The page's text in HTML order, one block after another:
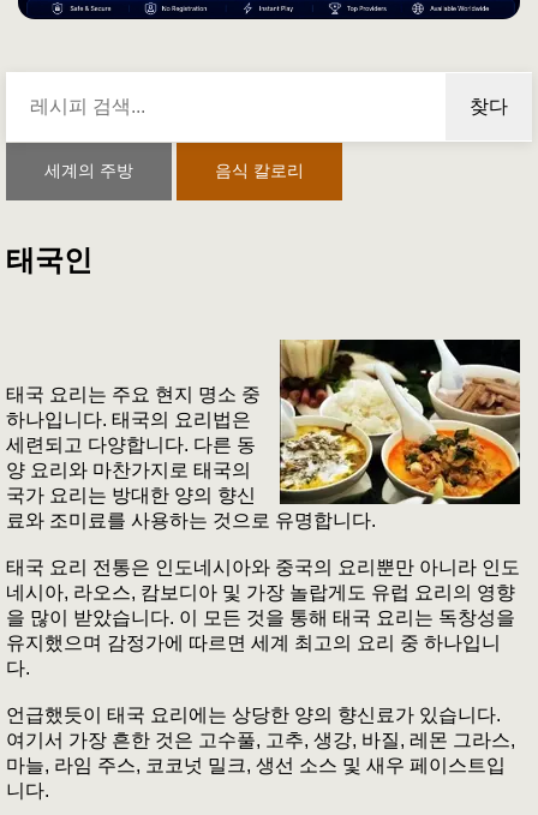
찾다
세계의 주방 음식 칼로리
태국인
태국 요리는 주요 현지 명소 중
하나입니다. 태국의 요리법은
세련되고 다양합니다. 다른 동
양 요리와 마찬가지로 태국의
국가 요리는 방대한 양의 향신
료와 조미료를 사용하는 것으로 유명합니다.
태국 요리 전통은 인도네시아와 중국의 요리뿐만 아니라 인도
네시아, 라오스, 캄보디아 및 가장 놀랍게도 유럽 요리의 영향
을 많이 받았습니다. 이 모든 것을 통해 태국 요리는 독창성을
유지했으며 감정가에 따르면 세계 최고의 요리 중 하나입니
다.
언급했듯이 태국 요리에는 상당한 양의 향신료가 있습니다.
여기서 가장 흔한 것은 고수풀, 고추, 생강, 바질, 레몬 그라스,
마늘, 라임 주스, 코코넛 밀크, 생선 소스 및 새우 페이스트입
니다.